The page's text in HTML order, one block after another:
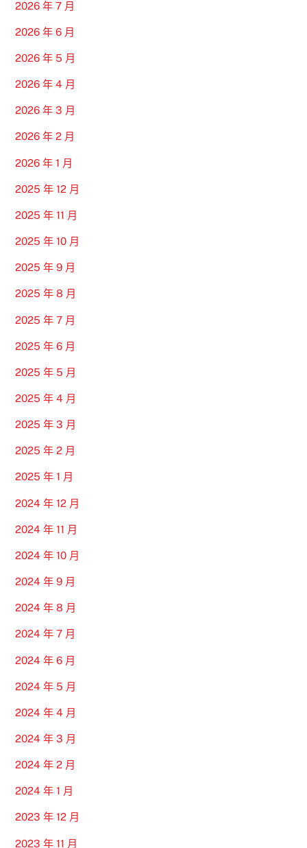
2026 年 7 月
2026 年 6 月
2026 年 5 月
2026 年 4 月
2026 年 3 月
2026 年 2 月
2026 年 1 月
2025 年 12 月
2025 年 11 月
2025 年 10 月
2025 年 9 月
2025 年 8 月
2025 年 7 月
2025 年 6 月
2025 年 5 月
2025 年 4 月
2025 年 3 月
2025 年 2 月
2025 年 1 月
2024 年 12 月
2024 年 11 月
2024 年 10 月
2024 年 9 月
2024 年 8 月
2024 年 7 月
2024 年 6 月
2024 年 5 月
2024 年 4 月
2024 年 3 月
2024 年 2 月
2024 年 1 月
2023 年 12 月
2023 年 11 月